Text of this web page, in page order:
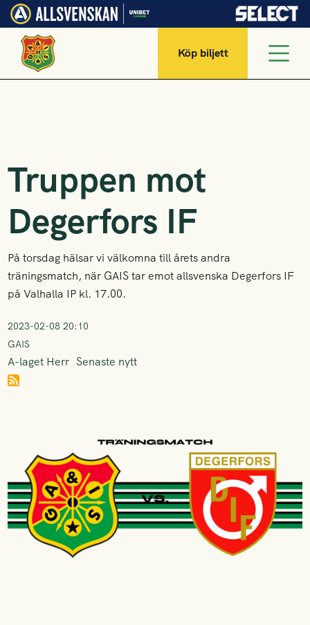
Köp biljett
Truppen mot
Degerfors IF
På torsdag hälsar vi välkomna till årets andra
träningsmatch, när GAIS tar emot allsvenska Degerfors IF
på Valhalla IP kl. 17.00.
2023-02-08 20:10
GAIS
A-laget Herr Senaste nytt